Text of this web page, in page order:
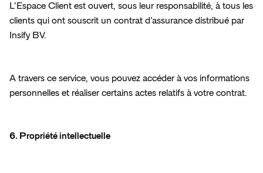
L’Espace Client est ouvert, sous leur responsabilité, à tous les
clients qui ont souscrit un contrat d’assurance distribué par
Insify BV.
A travers ce service, vous pouvez accéder à vos informations
personnelles et réaliser certains actes relatifs à votre contrat.
6. Propriété intellectuelle